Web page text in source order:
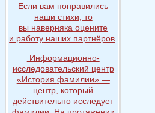
Если вам понравились
наши стихи, то
вы наверняка оцените
и работу наших партнёров
Информационно-
исследовательский центр
«История фамилии» —
центр, который
действительно исследует